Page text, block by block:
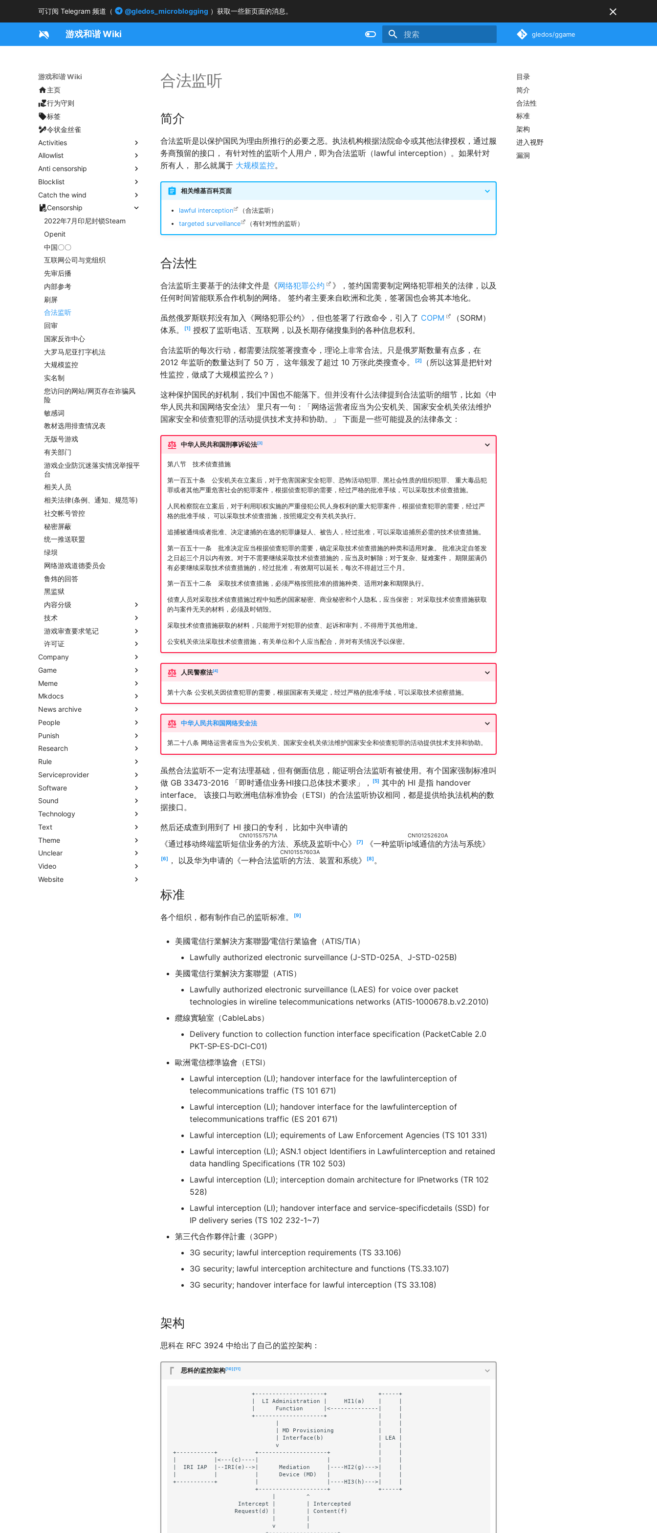
可订阅 Telegram 频道（ @gledos_microblogging ）获取一些新页面的消息。
游戏和谐 Wiki gledos/ggame
游戏和谐 Wiki
主页
行为守则
标签
令状金丝雀
Activities
Allowlist
Anti censorship
Blocklist
Catch the wind
Censorship
2022年7月印尼封锁Steam
Openit
中国〇〇
互联网公司与党组织
先审后播
内部参考
刷屏
合法监听
回审
国家反诈中心
大罗马尼亚打字机法
大规模监控
实名制
您访问的网站/网页存在诈骗风
险
敏感词
教材选用排查情况表
无版号游戏
有关部门
游戏企业防沉迷落实情况举报平
台
相关人员
相关法律(条例、通知、规范等)
社交帐号管控
秘密屏蔽
统一推送联盟
绿坝
网络游戏道德委员会
鲁炜的回答
黑监狱
内容分级
技术
游戏审查要求笔记
许可证
Company
Game
Meme
Mkdocs
News archive
People
Punish
Research
Rule
Serviceprovider
Software
Sound
Technology
Text
Theme
Unclear
Video
Website
目录
简介
合法性
标准
架构
进入视野
漏洞
合法监听
简介
合法监听是以保护国民为理由所推行的必要之恶。执法机构根据法院命令或其他法律授权，通过服
务商预留的接口， 有针对性的监听个人用户，即为合法监听（lawful interception）。如果针对
所有人， 那么就属于 大规模监控。
相关维基百科页面
lawful interception
（合法监听）
targeted surveillance
（有针对性的监听）
合法性
合法监听主要基于的法律文件是《网络犯罪公约
》，签约国需要制定网络犯罪相关的法律，以及
任何时间皆能联系合作机制的网络。 签约者主要来自欧洲和北美，签署国也会将其本地化。
虽然俄罗斯联邦没有加入《网络犯罪公约》，但也签署了行政命令，引入了 СОРМ
（SORM）
体系。
1 授权了监听电话、互联网，以及长期存储搜集到的各种信息权利。
合法监听的每次行动，都需要法院签署搜查令，理论上非常合法。只是俄罗斯数量有点多，在
2012 年监听的数量达到了 50 万， 这年颁发了超过 10 万张此类搜查令。
2
（所以这算是把针对
性监控，做成了大规模监控么？）
这种保护国民的好机制，我们中国也不能落下。但并没有什么法律提到合法监听的细节，比如《中
华人民共和国网络安全法》 里只有一句：「网络运营者应当为公安机关、国家安全机关依法维护
国家安全和侦查犯罪的活动提供技术支持和协助。」 下面是一些可能提及的法律条文：
中华人民共和国刑事诉讼法 3
第八节 技术侦查措施
第一百五十条 公安机关在立案后，对于危害国家安全犯罪、恐怖活动犯罪、黑社会性质的组织犯罪、 重大毒品犯
罪或者其他严重危害社会的犯罪案件，根据侦查犯罪的需要，经过严格的批准手续，可以采取技术侦查措施。
人民检察院在立案后，对于利用职权实施的严重侵犯公民人身权利的重大犯罪案件，根据侦查犯罪的需要，经过严
格的批准手续， 可以采取技术侦查措施，按照规定交有关机关执行。
追捕被通缉或者批准、决定逮捕的在逃的犯罪嫌疑人、被告人，经过批准，可以采取追捕所必需的技术侦查措施。
第一百五十一条 批准决定应当根据侦查犯罪的需要，确定采取技术侦查措施的种类和适用对象。 批准决定自签发
之日起三个月以内有效。对于不需要继续采取技术侦查措施的，应当及时解除；对于复杂、疑难案件， 期限届满仍
有必要继续采取技术侦查措施的，经过批准，有效期可以延长，每次不得超过三个月。
第一百五十二条 采取技术侦查措施，必须严格按照批准的措施种类、适用对象和期限执行。
侦查人员对采取技术侦查措施过程中知悉的国家秘密、商业秘密和个人隐私，应当保密； 对采取技术侦查措施获取
的与案件无关的材料，必须及时销毁。
采取技术侦查措施获取的材料，只能用于对犯罪的侦查、起诉和审判，不得用于其他用途。
公安机关依法采取技术侦查措施，有关单位和个人应当配合，并对有关情况予以保密。
人民警察法 4
第十六条 公安机关因侦查犯罪的需要，根据国家有关规定，经过严格的批准手续，可以采取技术侦察措施。
中华人民共和国网络安全法
第二十八条 网络运营者应当为公安机关、国家安全机关依法维护国家安全和侦查犯罪的活动提供技术支持和协助。
虽然合法监听不一定有法理基础，但有侧面信息，能证明合法监听有被使用。有个国家强制标准叫
做 GB 33473-2016 「即时通信业务HI接口总体技术要求」，
5
其中的 HI 是指 handover
interface。 该接口与欧洲电信标准协会（ETSI）的合法监听协议相同，都是提供给执法机构的数
据接口。
然后还成查到用到了 HI 接口的专利， 比如中兴申请的
《通过移动终端监听短信业务的方法、系统及监听中心
CN101557571A
》 7 《一种监听ip域通信的方法与系统
CN101252620A
》
6 ， 以及华为申请的《一种合法监听的方法、装置和系统
CN101557603A
》 8 。
标准
各个组织，都有制作自己的监听标准。 9
美國電信行業解決方案聯盟∕電信行業協會（ATIS/TIA）
Lawfully authorized electronic surveillance (J-STD-025A、J-STD-025B)
美國電信行業解決方案聯盟（ATIS）
Lawfully authorized electronic surveillance (LAES) for voice over packet
technologies in wireline telecommunications networks (ATIS-1000678.b.v2.2010)
纜線實驗室（CableLabs）
Delivery function to collection function interface specification (PacketCable 2.0
PKT-SP-ES-DCI-C01)
歐洲電信標準協會（ETSI）
Lawful interception (LI); handover interface for the lawfulinterception of
telecommunications traffic (TS 101 671)
Lawful interception (LI); handover interface for the lawfulinterception of
telecommunications traffic (ES 201 671)
Lawful interception (LI); equirements of Law Enforcement Agencies (TS 101 331)
Lawful interception (LI); ASN.1 object Identifiers in Lawfulinterception and retained
data handling Specifications (TR 102 503)
Lawful interception (LI); interception domain architecture for IPnetworks (TR 102
528)
Lawful interception (LI); handover interface and service-specificdetails (SSD) for
IP delivery series (TS 102 232-1~7)
第三代合作夥伴計畫（3GPP）
3G security; lawful interception requirements (TS 33.106)
3G security; lawful interception architecture and functions (TS.33.107)
3G security; handover interface for lawful interception (TS 33.108)
架构
思科在 RFC 3924 中给出了自己的监控架构：
思科的监控架构 10 11
                       +--------------------+               +-----+
                       |  LI Administration |     HI1(a)    |     |
                       |      Function      |<--------------|     |
                       +--------------------+               |     |
                              | MD Provisioning             |     |
                              | Interface(b)                | LEA |
                              v                             |     |
+-----------+           +--------------------+              |     |
|           |<---(c)----|                    |              |     |
|  IRI IAP  |--IRI(e)-->|      Mediation     |----HI2(g)--->|     |
|           |           |      Device (MD)   |              |     |
+-----------+           |                    |----HI3(h)--->|     |
                        +--------------------+              +-----+
                             |         ^
                   Intercept |         | Intercepted
                  Request(d) |         | Content(f)
                             v         |